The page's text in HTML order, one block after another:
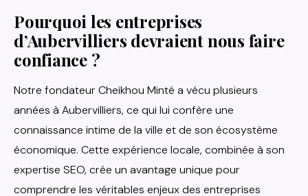
Pourquoi les entreprises
d’Aubervilliers devraient nous faire
confiance ?
Notre fondateur Cheikhou Minté a vécu plusieurs
années à Aubervilliers, ce qui lui confère une
connaissance intime de la ville et de son écosystème
économique. Cette expérience locale, combinée à son
expertise SEO, crée un avantage unique pour
comprendre les véritables enjeux des entreprises